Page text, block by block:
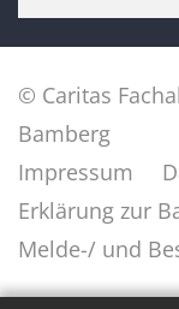
© Caritas
Bamberg
Impressum
Erklärung zur
Melde-/ und